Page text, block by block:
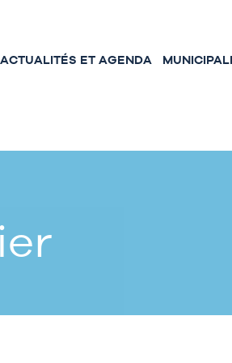
ACTUALITÉS ET AGENDA